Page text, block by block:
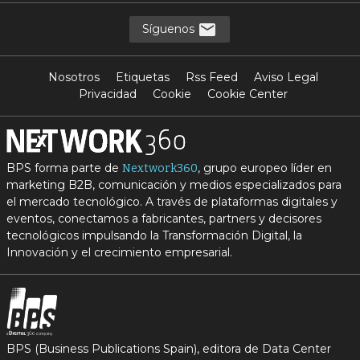
Síguenos
Nosotros Etiquetas Rss Feed
Aviso Legal
Privacidad
Cookie Cookie Center
BPS forma parte de Nextwork360, grupo europeo líder en
marketing B2B, comunicación y medios especializados para
el mercado tecnológico. A través de plataformas digitales y
eventos, conectamos a fabricantes, partners y decisores
tecnológicos impulsando la Transformación Digital, la
Innovación y el crecimiento empresarial.
BPS (Business Publications Spain), editora de Data Center